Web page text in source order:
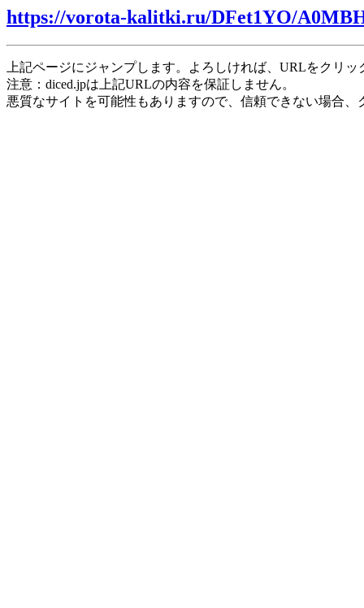
https://vorota-kalitki.ru/DFet1YO/
上記ページにジャンプします。よろしければ、URLをクリ
注意：diced.jpは上記URLの内容を保証しません。
悪質なサイトを可能性もありますので、信頼できない場合、